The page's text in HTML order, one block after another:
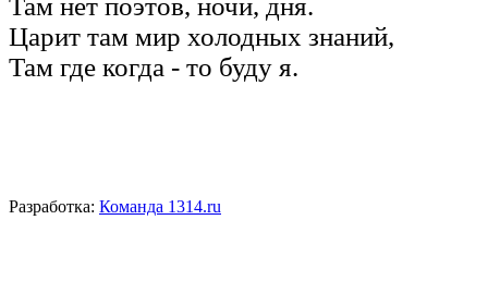
Там нет поэтов, ночи, дня.
Царит там мир холодных знаний,
Там где когда - то буду я.
Разработка: Команда 1314.ru